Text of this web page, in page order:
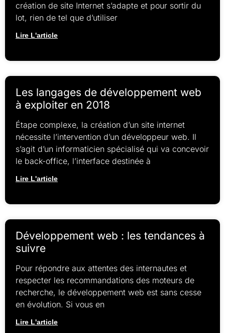
création de site Internet s’adapte et pour sortir du
lot, rien de tel que d’utiliser
Lire L'article
Les langages de développement web
à exploiter en 2018
Étape complexe, la création d’un site internet
nécessite l’intervention d’un développeur web. Il
s’agit d’un informaticien spécialisé qui va concevoir
le back-office, l’interface destinée à
Lire L'article
Développement web : les tendances à
suivre
Pour répondre aux attentes des internautes et
respecter les recommandations des moteurs de
recherche, le développement web est sans cesse
en évolution. Si vous en
Lire L'article